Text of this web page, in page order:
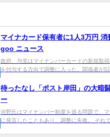
マイナカード保有者に1人3万円
goo ニュース
政府、与党はマイナンバーカードの新規取
を付与する方向で調整に入った。関係者が5
待ったなし「ポスト岸田」の大暗
ー
河野氏はマイナンバー制度を巡る問題で、
に発言したこともあり、調整に失敗。 それ